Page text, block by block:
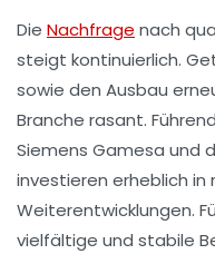
Die Nachfrage nach
steigt kontinuierlich.
sowie den Ausbau
Branche rasant.
Siemens Gamesa und
investieren erheblich
Weiterentwicklungen.
vielfältige und stabile